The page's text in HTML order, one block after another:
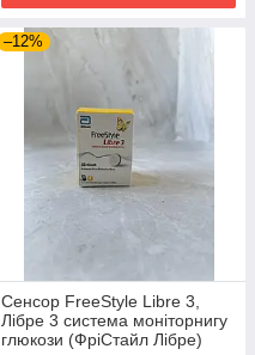
–12%
Сенсор FreeStyle Libre 3,
Лібре 3 система моніторнигу
глюкози (ФріСтайл Лібре)